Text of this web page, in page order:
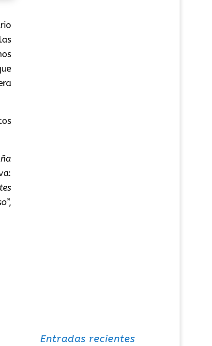
”,
Entradas recientes